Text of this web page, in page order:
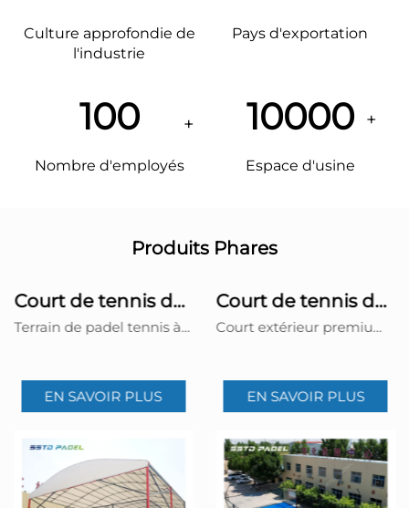
Culture approfondie de
l'industrie
Pays d'exportation
100
Nombre d'employés
10000
Espace d'usine
Produits Phares
Court de tennis de padel super panoramique, courts de paddle extérieurs 003
Court extérieur premium de padel avec vue à 360° sans colonnes. Comprend un châssis en acier robuste de 100 x 100 mm, du verre trempé de 12 mm et un éclairage LED assorti d'une garantie de 5 ans.
EN SAVOIR PLUS
Terrain de padbol de 10 × 6 m, référence 005
EN SAVOIR PLUS